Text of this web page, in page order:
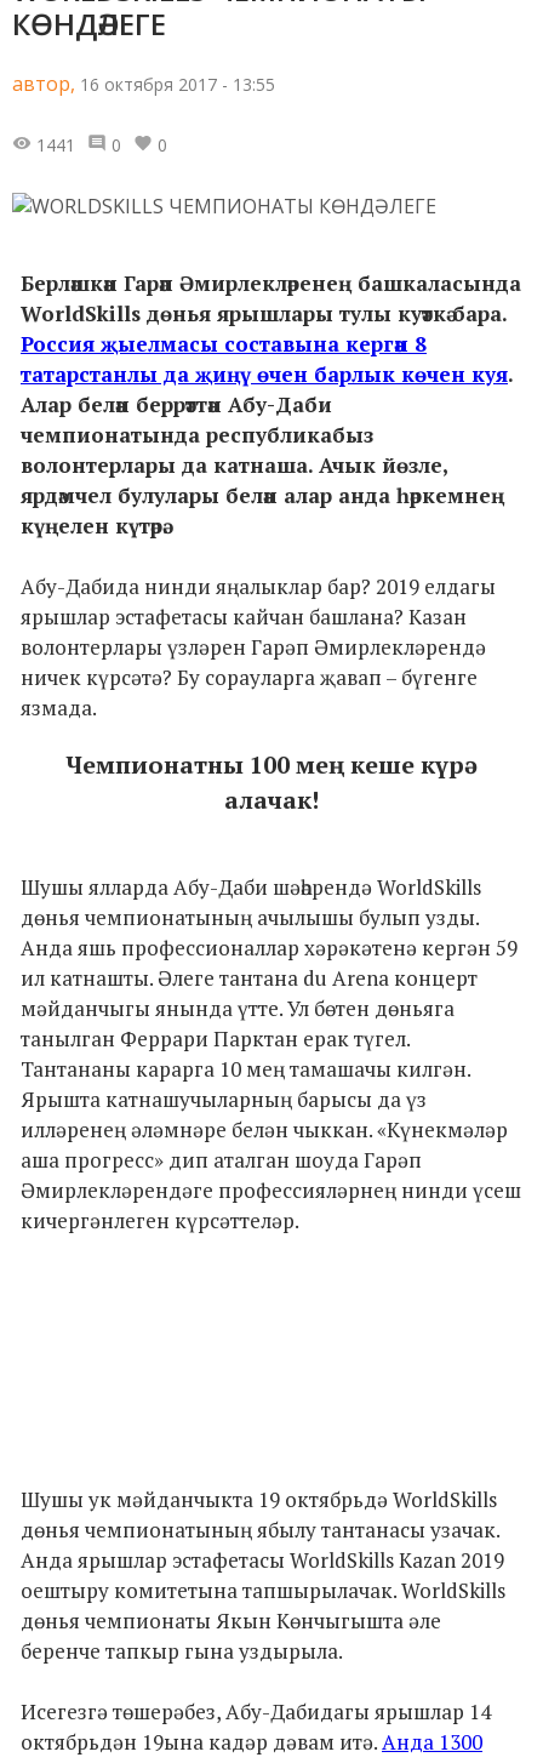
КӨНДӘЛЕГЕ
автор, 16 октября 2017 - 13:55
1441 0 0
Берләшкән Гарәп Әмирлекләренең башкаласында
WorldSkills дөнья ярышлары тулы куәткә бара.
Россия җыелмасы составына кергән 8
татарстанлы да җиңү өчен барлык көчен куя.
Алар белән беррәттән Абу-Даби
чемпионатында республикабыз
волонтерлары да катнаша. Ачык йөзле,
ярдәмчел булулары белән алар анда һәркемнең
күңелен күтәрә.
Абу-Дабида нинди яңалыклар бар? 2019 елдагы
ярышлар эстафетасы кайчан башлана? Казан
волонтерлары үзләрен Гарәп Әмирлекләрендә
ничек күрсәтә? Бу сорауларга җавап – бүгенге
язмада.
Чемпионатны 100 мең кеше күрә
алачак!
Шушы ялларда Абу-Даби шәһәрендә WorldSkills
дөнья чемпионатының ачылышы булып узды.
Анда яшь профессионаллар хәрәкәтенә кергән 59
ил катнашты. Әлеге тантана du Arena концерт
мәйданчыгы янында үтте. Ул бөтен дөньяга
танылган Феррари Парктан ерак түгел.
Тантананы карарга 10 мең тамашачы килгән.
Ярышта катнашучыларның барысы да үз
илләренең әләмнәре белән чыккан. «Күнекмәләр
аша прогресс» дип аталган шоуда Гарәп
Әмирлекләрендәге профессияләрнең нинди үсеш
кичергәнлеген күрсәттеләр.
Шушы ук мәйданчыкта 19 октябрьдә WorldSkills
дөнья чемпионатының ябылу тантанасы узачак.
Анда ярышлар эстафетасы WorldSkills Kazan 2019
оештыру комитетына тапшырылачак. WorldSkills
дөнья чемпионаты Якын Көнчыгышта әле
беренче тапкыр гына уздырыла.
Исегезгә төшерәбез, Абу-Дабидагы ярышлар 14
октябрьдән 19ына кадәр дәвам итә. Анда 1300